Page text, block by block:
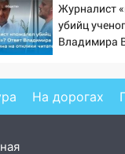
Журналист
убийц
Владимира
На дорогах